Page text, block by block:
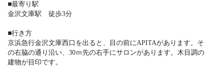
■最寄り駅
金沢文庫駅　徒歩3分
■行き方
京浜急行金沢文庫西口を出ると、目の前にAPITAがあります。そ
の右脇の通り沿い、30ｍ先の右手にサロンがあります。木目調の
建物が目印です。